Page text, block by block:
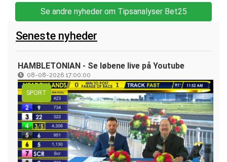
Se andre nyheder om Tipsanalyser Bet25
Seneste nyheder
HAMBLETONIAN - Se løbene live på Youtube
08-08-2026 17:00:00
SPORT